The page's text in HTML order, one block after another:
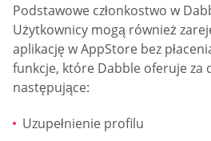
Podstawowe członkostwo w
Użytkownicy mogą również
aplikację w AppStore bez
funkcje, które Dabble oferuje za
następujące:
Uzupełnienie profilu